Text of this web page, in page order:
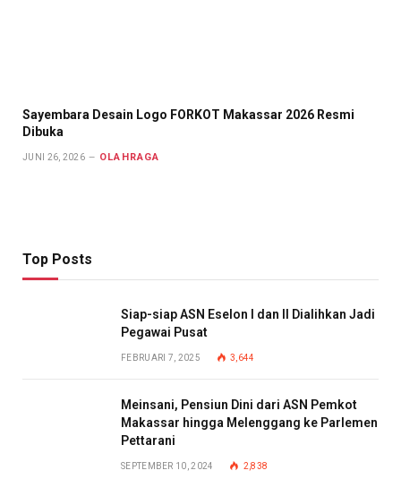
Sayembara Desain Logo FORKOT Makassar 2026 Resmi
Dibuka
JUNI 26, 2026 OLAHRAGA
Top Posts
Siap-siap ASN Eselon I dan II Dialihkan Jadi
Pegawai Pusat
FEBRUARI 7, 2025 3,644
Meinsani, Pensiun Dini dari ASN Pemkot
Makassar hingga Melenggang ke Parlemen
Pettarani
SEPTEMBER 10, 2024 2,838